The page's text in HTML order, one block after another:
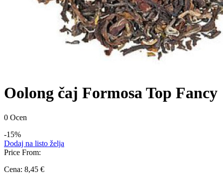
Oolong čaj Formosa Top Fancy
0 Ocen
-15%
Dodaj na listo želja
Price From:
Cena: 8,45 €